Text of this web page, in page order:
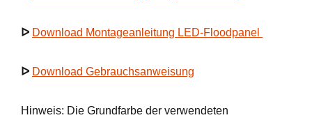
ᐅ Download Montageanleitung LED-Floodpanel
ᐅ Download Gebrauchsanweisung
Hinweis: Die Grundfarbe der verwendeten